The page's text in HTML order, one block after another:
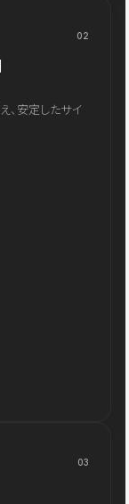
02
、安定したサイ
03